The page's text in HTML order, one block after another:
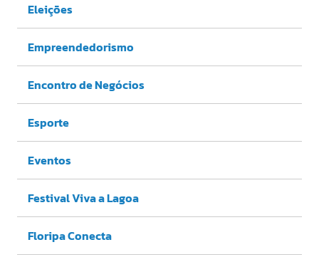
Eleições
Empreendedorismo
Encontro de Negócios
Esporte
Eventos
Festival Viva a Lagoa
Floripa Conecta